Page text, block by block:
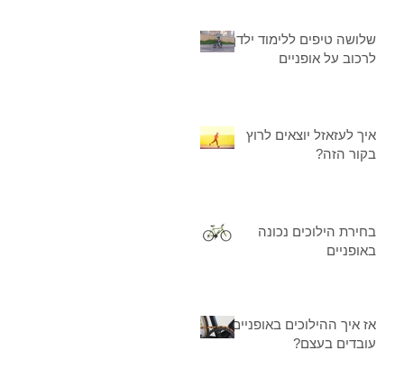
שלושה טיפים ללימוד ילדך
לרכוב על אופניים
איך לעזאזל יוצאים לרוץ
בקור הזה?
בחירת הילוכים נכונה
באופניים
אז איך ההילוכים באופניים
עובדים בעצם?